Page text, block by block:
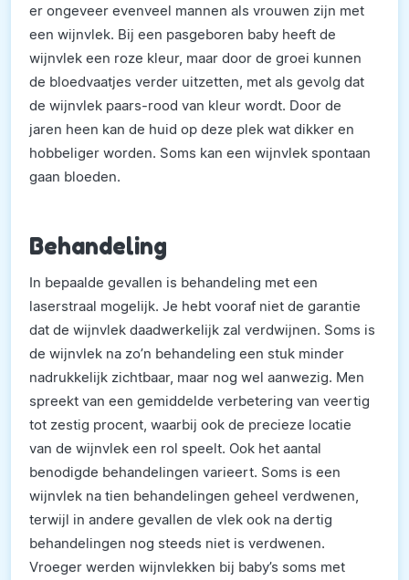
er ongeveer evenveel mannen als vrouwen zijn met
een wijnvlek. Bij een pasgeboren baby heeft de
wijnvlek een roze kleur, maar door de groei kunnen
de bloedvaatjes verder uitzetten, met als gevolg dat
de wijnvlek paars-rood van kleur wordt. Door de
jaren heen kan de huid op deze plek wat dikker en
hobbeliger worden. Soms kan een wijnvlek spontaan
gaan bloeden.
Behandeling
In bepaalde gevallen is behandeling met een
laserstraal mogelijk. Je hebt vooraf niet de garantie
dat de wijnvlek daadwerkelijk zal verdwijnen. Soms is
de wijnvlek na zo’n behandeling een stuk minder
nadrukkelijk zichtbaar, maar nog wel aanwezig. Men
spreekt van een gemiddelde verbetering van veertig
tot zestig procent, waarbij ook de precieze locatie
van de wijnvlek een rol speelt. Ook het aantal
benodigde behandelingen varieert. Soms is een
wijnvlek na tien behandelingen geheel verdwenen,
terwijl in andere gevallen de vlek ook na dertig
behandelingen nog steeds niet is verdwenen.
Vroeger werden wijnvlekken bij baby’s soms met